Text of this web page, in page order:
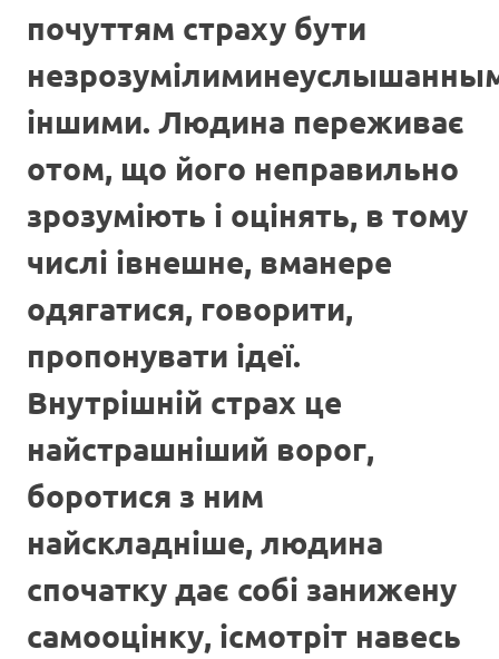
почуттям страху бути
іншими. Людина переживає
отом, що його неправильно
зрозуміють і оцінять, в тому
числі івнешне, вманере
одягатися, говорити,
пропонувати ідеї.
Внутрішній страх це
найстрашніший ворог,
боротися з ним
найскладніше, людина
спочатку дає собі занижену
самооцінку, ісмотріт навесь